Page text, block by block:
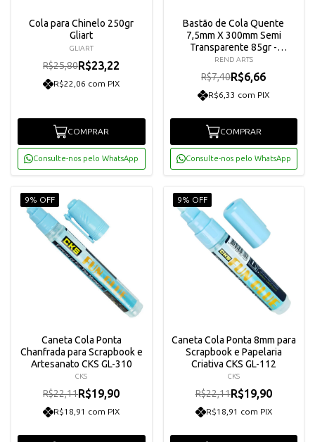
Cola para Chinelo 250gr
Gliart
GLIART
R$25,80R$23,22
R$22,06 com PIX
COMPRAR
Consulte-nos pelo WhatsApp
Bastão de Cola Quente
7,5mm X 300mm Semi
Transparente 85gr -
Rendicolla
REND ARTS
R$7,40R$6,66
R$6,33 com PIX
COMPRAR
Consulte-nos pelo WhatsApp
9% OFF
Caneta Cola Ponta
Chanfrada para Scrapbook e
Artesanato CKS GL-310
CKS
R$22,11R$19,90
R$18,91 com PIX
9% OFF
Caneta Cola Ponta 8mm para
Scrapbook e Papelaria
Criativa CKS GL-112
CKS
R$22,11R$19,90
R$18,91 com PIX